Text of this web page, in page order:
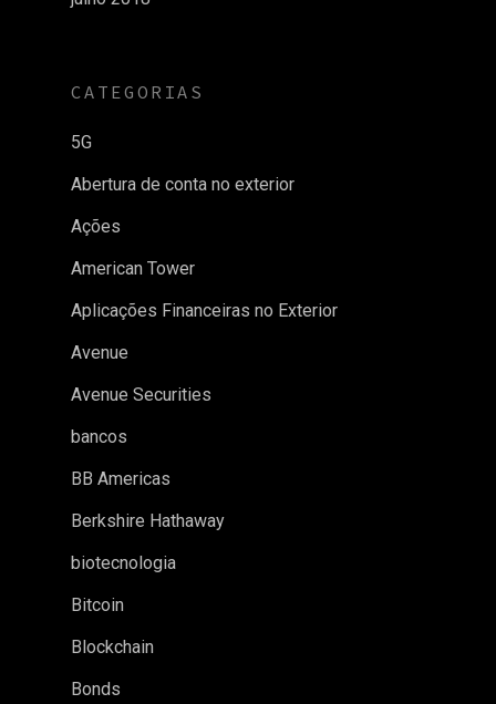
CATEGORIAS
5G
Abertura de conta no exterior
Ações
American Tower
Aplicações Financeiras no Exterior
Avenue
Avenue Securities
bancos
BB Americas
Berkshire Hathaway
biotecnologia
Bitcoin
Blockchain
Bonds